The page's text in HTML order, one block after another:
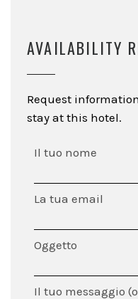
AVAILABILITY
Request
stay at this hotel.
Il tuo nome
La tua email
Oggetto
Il tuo messaggio